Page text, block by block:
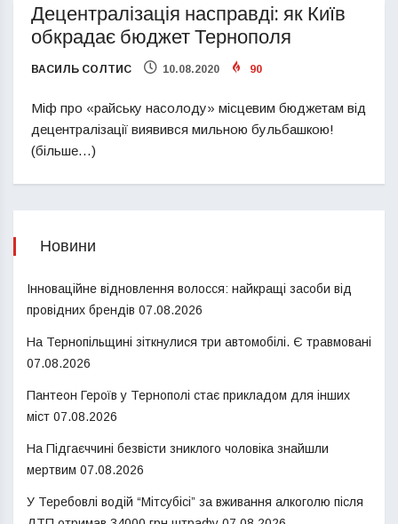
Децентралізація насправді: як Київ
обкрадає бюджет Тернополя
ВАСИЛЬ СОЛТИС 10.08.2020 90
Міф про «райську насолоду» місцевим бюджетам від
децентралізації виявився мильною бульбашкою!
(більше…)
Новини
Інноваційне відновлення волосся: найкращі засоби від
провідних брендів 07.08.2026
На Тернопільщині зіткнулися три автомобілі. Є травмовані
07.08.2026
Пантеон Героїв у Тернополі стає прикладом для інших
міст 07.08.2026
На Підгаєччині безвісти зниклого чоловіка знайшли
мертвим 07.08.2026
У Теребовлі водій “Мітсубісі” за вживання алкоголю після